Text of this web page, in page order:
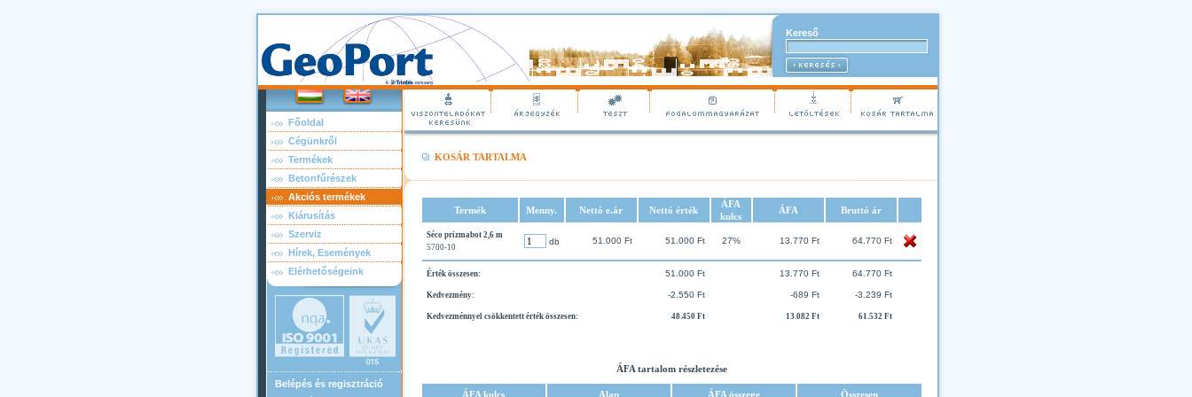
Kereső
Főoldal
Cégünkről
Termékek
Betonfűrészek
Akciós termékek
Kiárusítás
Szerviz
Hírek, Események
Elérhetőségeink
Belépés és regisztráció
KOSÁR TARTALMA
Termék Menny. Nettó e.ár Nettó érték
ÁFA
kulcs
ÁFA Bruttó ár
Séco prizmabot 2,6 m
5700-10
db 51.000 Ft 51.000 Ft 27% 13.770 Ft 64.770 Ft
Érték összesen: 51.000 Ft 13.770 Ft 64.770 Ft
Kedvezmény: -2.550 Ft -689 Ft -3.239 Ft
Kedvezménnyel csökkentett érték összesen: 48.450 Ft 13.082 Ft 61.532 Ft
ÁFA tartalom részletezése
ÁFA kulcs Alap ÁFA összege Összesen